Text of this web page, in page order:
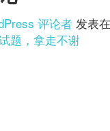
评论者 发表
题，拿走不谢